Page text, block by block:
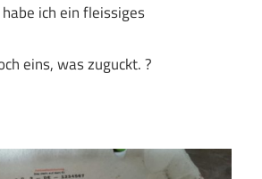
ich ein fleissiges
eins, was zuguckt. ?